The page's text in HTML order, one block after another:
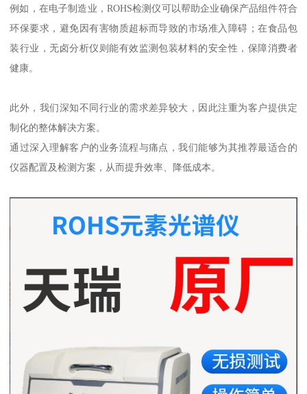
例如，在电子制造业，ROHS检测仪可以帮助企业确保产品组件符合
环保要求，避免因有害物质超标而导致的市场准入障碍；在食品包
装行业，无卤分析仪则能有效监测包装材料的安全性，保障消费者
健康。
此外，我们深知不同行业的需求差异较大，因此注重为客户提供定
制化的整体解决方案。
通过深入理解客户的业务流程与痛点，我们能够为其推荐最适合的
仪器配置及检测方案，从而提升效率、降低成本。